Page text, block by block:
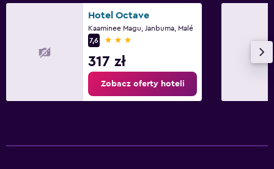
Hotel Octave
Kaaminee Magu, Janbuma, Malé
7,6
3 gwiazdki
317 zł
Zobacz oferty hoteli